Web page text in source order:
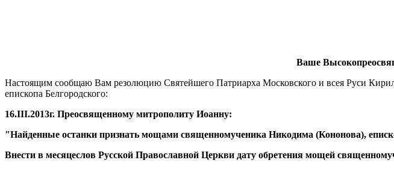
Ваше
Настоящим сообщаю Вам резолюцию Святейшего Патриарха Московского и всея Руси
епископа Белгородского:
16.III.2013г. Преосвященному митрополиту Иоанну:
"Найденные останки признать мощами священномученика Никодима (Кононова),
Внести в месяцеслов Русской Православной Церкви дату обретения мощей